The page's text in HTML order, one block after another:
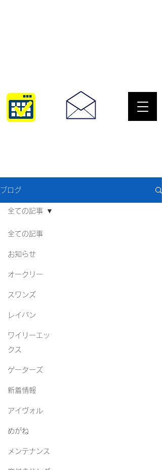
ブログ
全ての記事
お知らせ
オークリー
スワンズ
レイバン
ワイリーエッ
クス
ゲーターズ
新着情報
アイヴォル
めがね
メンテナンス
全ての記事